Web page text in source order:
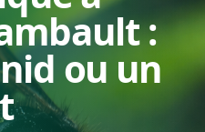
:
ou un